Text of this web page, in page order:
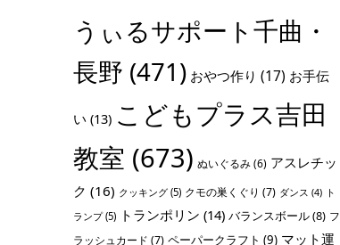
うぃるサポート千曲・
長野 (471) おやつ作り (17) お手伝
い (13) こどもプラス吉田
教室 (673) ぬいぐるみ(6) アスレチッ
ク (16) クッキング (5) クモの巣くぐり (7) ダンス (4) ト
ランプ(5) トランポリン (14) バランスボール(8) フ
ラッシュカード (7) ペーパークラフト (9) マット運